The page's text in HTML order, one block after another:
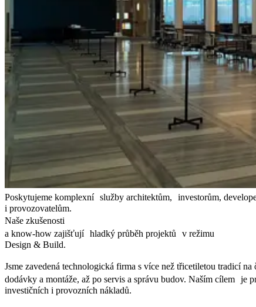
Poskytujeme komplexní služby architektům, investorům,
i provozovatelům.
Naše zkušenosti
a know-how zajišťují hladký průběh projektů v režimu
Design & Build.
Jsme zavedená technologická firma s více než třicetiletou tradicí
dodávky a montáže, až po servis a správu budov. Naším cílem je
investičních i provozních nákladů.